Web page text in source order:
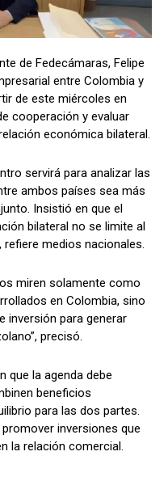
de Fedecámaras, Felipe
entre Colombia y
de este miércoles en
cooperación y evaluar
económica bilateral.
servirá para analizar las
ambos países sea más
Insistió en que el
bilateral no se limite al
medios nacionales.
miren solamente como
en Colombia, sino
inversión para generar
precisó.
que la agenda debe
beneficios
para las dos partes.
inversiones que
la relación comercial.